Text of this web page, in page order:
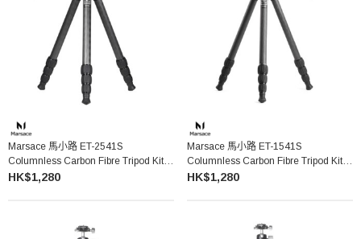
Marsace 馬小路 ET-2541S
Columnless Carbon Fibre Tripod Kit
無中軸碳纖維三腳架套裝
HK$1,280
Marsace 馬小路 ET-1541S
Columnless Carbon Fibre Tripod Kit
無中軸碳纖維三腳架套裝
HK$1,280